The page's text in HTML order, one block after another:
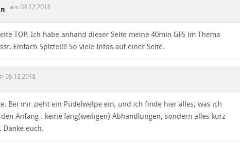
am 04.12.2018
TOP. Ich habe anhand dieser Seite meine 40min GFS im Thema
Einfach Spitze!!!! So viele Infos auf einer Seite.
05.12.2018
Bei mir zieht ein Pudelwelpe ein, und ich finde hier alles, was ich
Anfang . keine lang(weiligen) Abhandlungen, sondern alles kurz
Danke euch.